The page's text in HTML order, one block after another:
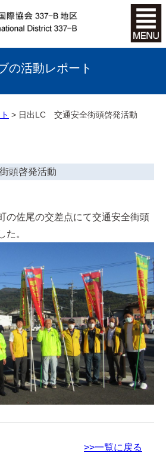
の活動レポート
日出LC 交通安全街頭啓発活動
頭啓発活動
の佐尾の交差点にて交通安全街頭
た。
>>一覧に戻る